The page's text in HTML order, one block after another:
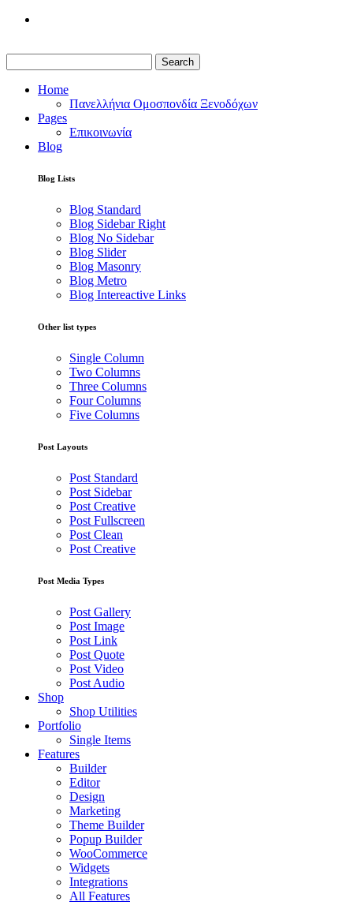
Search
Home
Πανελλήνια Ομοσπονδία Ξενοδόχων
Pages
Επικοινωνία
Blog
Blog Lists
Blog Standard
Blog Sidebar Right
Blog No Sidebar
Blog Slider
Blog Masonry
Blog Metro
Blog Intereactive Links
Other list types
Single Column
Two Columns
Three Columns
Four Columns
Five Columns
Post Layouts
Post Standard
Post Sidebar
Post Creative
Post Fullscreen
Post Clean
Post Creative
Post Media Types
Post Gallery
Post Image
Post Link
Post Quote
Post Video
Post Audio
Shop
Shop Utilities
Portfolio
Single Items
Features
Builder
Editor
Design
Marketing
Theme Builder
Popup Builder
WooCommerce
Widgets
Integrations
All Features